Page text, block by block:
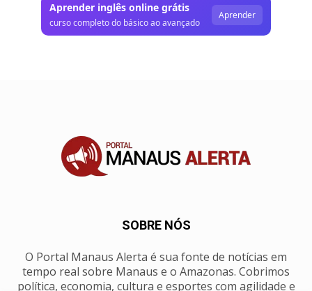
Aprender inglês online grátis
curso completo do básico ao avançado
Aprender
SOBRE NÓS
O Portal Manaus Alerta é sua fonte de notícias em
tempo real sobre Manaus e o Amazonas. Cobrimos
política, economia, cultura e esportes com agilidade e